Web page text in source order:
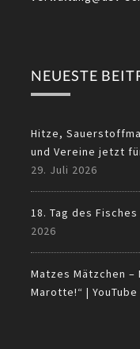
NEUESTE
Hitze,
und Vereine jetzt
29. Juli 2026
18. Tag des
2026
Matzes Mätzchen –
Marotte!“ | YouTube